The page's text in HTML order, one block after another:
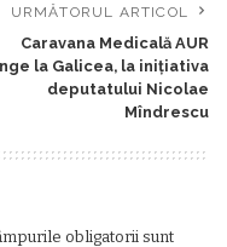
URMĂTORUL ARTICOL
Caravana Medicală AUR
la Galicea, la inițiativa
deputatului Nicolae
Mîndrescu
obligatorii sunt